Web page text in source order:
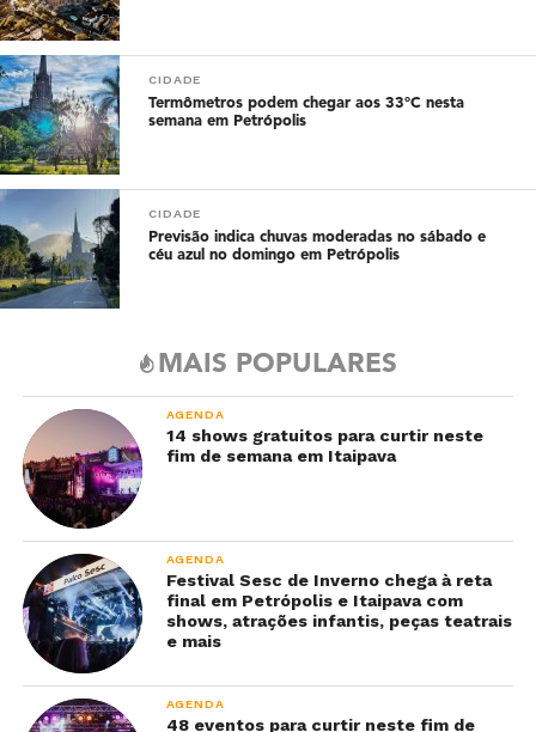
CIDADE
Termômetros podem chegar aos 33°C nesta
semana em Petrópolis
CIDADE
Previsão indica chuvas moderadas no sábado e
céu azul no domingo em Petrópolis
MAIS POPULARES
AGENDA
14 shows gratuitos para curtir neste
fim de semana em Itaipava
AGENDA
Festival Sesc de Inverno chega à reta
final em Petrópolis e Itaipava com
shows, atrações infantis, peças teatrais
e mais
AGENDA
48 eventos para curtir neste fim de